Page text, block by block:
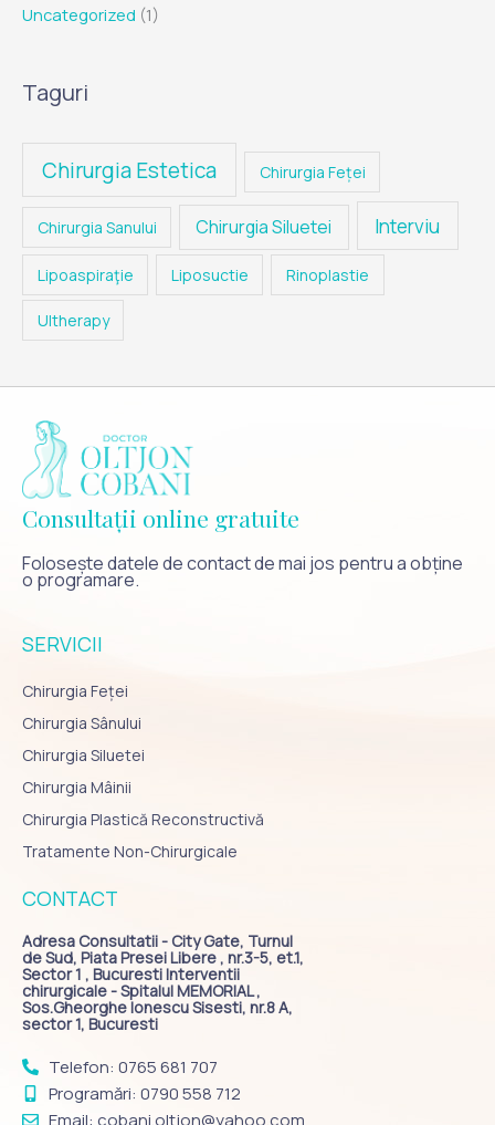
Uncategorized (1)
Taguri
Chirurgia Estetica Chirurgia Feței
Chirurgia Sanului Chirurgia Siluetei Interviu
Lipoaspiraţie Liposuctie Rinoplastie
Ultherapy
Consultații online gratuite
Folosește datele de contact de mai jos pentru a obține
o programare.
SERVICII
Chirurgia Feței
Chirurgia Sânului
Chirurgia Siluetei
Chirurgia Mâinii
Chirurgia Plastică Reconstructivă
Tratamente Non-Chirurgicale
CONTACT
Adresa Consultatii - City Gate, Turnul
de Sud, Piata Presei Libere , nr.3-5, et.1,
Sector 1 , Bucuresti Interventii
chirurgicale - Spitalul MEMORIAL ,
Sos.Gheorghe Ionescu Sisesti, nr.8 A,
sector 1, Bucuresti
Telefon: 0765 681 707
Programări: 0790 558 712
Email: cobani.oltjon@yahoo.com